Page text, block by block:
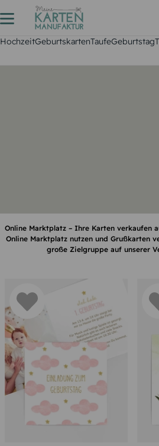
HochzeitGeburtskartenTaufeGeburtstag
Online Marktplatz – Ihre Karten verkaufen
Online Marktplatz nutzen und Grußkarten
große Zielgruppe auf unserer